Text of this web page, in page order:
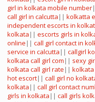
girl in kolkata mobile number
call girl in calcutta || kolkatta
independent escorts in
kolkata || escorts girls in
online || call girl contact in
service in calcutta || callgirl
kolkata call girl com || sexy
kolkata call girl rate ||
hot escort|| call girl no
kolkata || call girl contact
girls in kolkata || call girls